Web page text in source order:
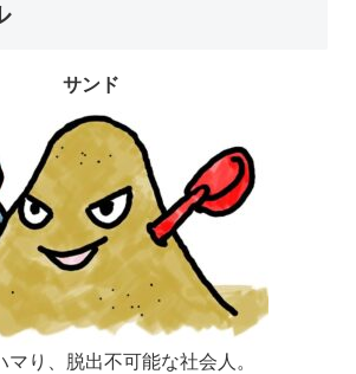
サンド
り、脱出不可能な社会人。